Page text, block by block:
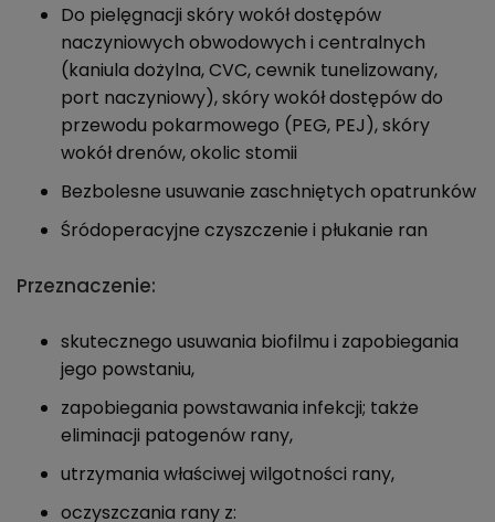
Do pielęgnacji skóry wokół dostępów
naczyniowych obwodowych i centralnych
(kaniula dożylna, CVC, cewnik tunelizowany,
port naczyniowy), skóry wokół dostępów do
przewodu pokarmowego (PEG, PEJ), skóry
wokół drenów, okolic stomii
Bezbolesne usuwanie zaschniętych opatrunków
Śródoperacyjne czyszczenie i płukanie ran
Przeznaczenie:
skutecznego usuwania biofilmu i zapobiegania
jego powstaniu,
zapobiegania powstawania infekcji; także
eliminacji patogenów rany,
utrzymania właściwej wilgotności rany,
oczyszczania rany z: